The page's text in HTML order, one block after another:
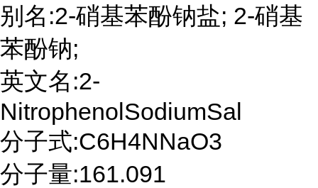
别名:2-硝基苯酚钠盐; 2-硝基
苯酚钠;
英文名:2-
NitrophenolSodiumSal
分子式:C6H4NNaO3
分子量:161.091